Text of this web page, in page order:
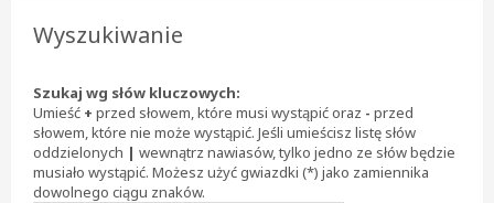
Wyszukiwanie
Szukaj wg słów kluczowych:
Umieść + przed słowem, które musi wystąpić oraz - przed
słowem, które nie może wystąpić. Jeśli umieścisz listę słów
oddzielonych | wewnątrz nawiasów, tylko jedno ze słów będzie
musiało wystąpić. Możesz użyć gwiazdki (*) jako zamiennika
dowolnego ciągu znaków.